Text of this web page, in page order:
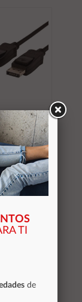
a
1.2 M/M /
Cobre /
10.15.2301
€
TI
de